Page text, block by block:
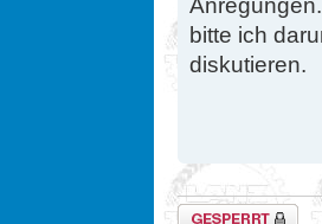
bitte ich
diskutieren.
Thema gesperrt